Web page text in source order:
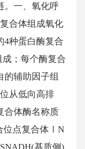
。一、氧化呼
合体组成氧化
4种蛋白酶复合
；每个酶复合
的辅助因子组
从低向高排
合体酶名称质
位点复合体ⅠN
基质侧)